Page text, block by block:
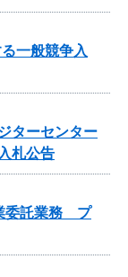
一般競争入
ターセンター
札公告
委託業務 プ